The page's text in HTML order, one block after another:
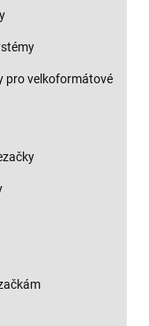
pro velkoformátové